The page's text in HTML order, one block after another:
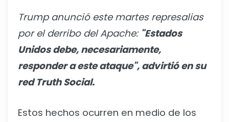
Trump anunció este martes represalias
por el derribo del Apache: "Estados
Unidos debe, necesariamente,
responder a este ataque", advirtió en su
red Truth Social.
Estos hechos ocurren en medio de los